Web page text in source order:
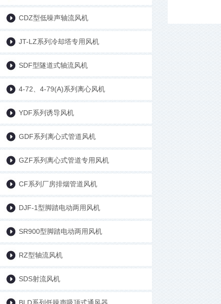
CDZ型低噪声轴流风机
JT-LZ系列冷却塔专用风机
SDF型隧道式轴流风机
4-72、4-79(A)系列离心风机
YDF系列诱导风机
GDF系列离心式管道风机
GZF系列离心式管道专用风机
CF系列厂房排烟管道风机
DJF-1型脚踏电动两用风机
SR900型脚踏电动两用风机
RZ型轴流风机
SDS射流风机